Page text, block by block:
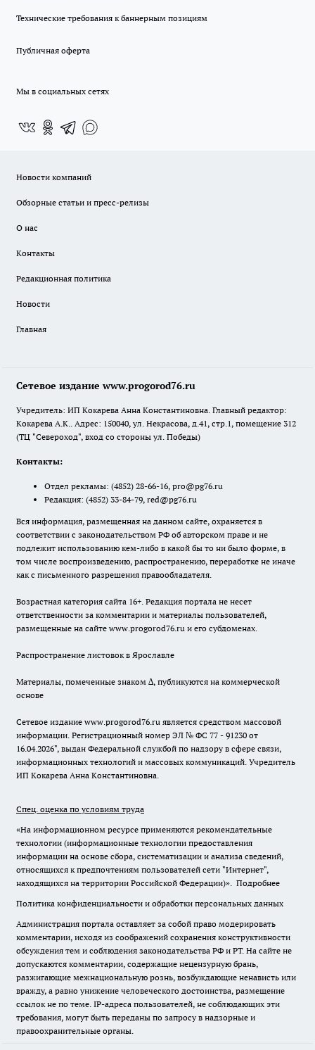
Технические требования к баннерным позициям
Публичная оферта
Мы в социальных сетях
Новости компаний
Обзорные статьи и пресс-релизы
О нас
Контакты
Редакционная политика
Новости
Главная
Сетевое издание www.progorod76.ru
Учредитель: ИП Кокарева Анна Константиновна. Главный редактор:
Кокарева А.К.. Адрес: 150040, ул. Некрасова, д.41, стр.1, помещение 312
(ТЦ "Североход", вход со стороны ул. Победы)
Контакты:
Отдел рекламы: (4852) 28-66-16, pro@pg76.ru
Редакция: (4852) 33-84-79, red@pg76.ru
Вся информация, размещенная на данном сайте, охраняется в
соответствии с законодательством РФ об авторском праве и не
подлежит использованию кем-либо в какой бы то ни было форме, в
том числе воспроизведению, распространению, переработке не иначе
как с письменного разрешения правообладателя.
Возрастная категория сайта 16+. Редакция портала не несет
ответственности за комментарии и материалы пользователей,
размещенные на сайте www.progorod76.ru и его субдоменах.
Распространение листовок в Ярославле
Материалы, помеченные знаком ∆, публикуются на коммерческой
основе
Сетевое издание www.progorod76.ru является средством массовой
информации. Регистрационный номер ЭЛ № ФС 77 - 91230 от
16.04.2026", выдан Федеральной службой по надзору в сфере связи,
информационных технологий и массовых коммуникаций. Учредитель
ИП Кокарева Анна Константиновна.
Спец. оценка по условиям труда
«На информационном ресурсе применяются рекомендательные
технологии (информационные технологии предоставления
информации на основе сбора, систематизации и анализа сведений,
относящихся к предпочтениям пользователей сети "Интернет",
находящихся на территории Российской Федерации)». Подробнее
Политика конфиденциальности и обработки персональных данных
Администрация портала оставляет за собой право модерировать
комментарии, исходя из соображений сохранения конструктивности
обсуждения тем и соблюдения законодательства РФ и РТ. На сайте не
допускаются комментарии, содержащие нецензурную брань,
разжигающие межнациональную рознь, возбуждающие ненависть или
вражду, а равно унижение человеческого достоинства, размещение
ссылок не по теме. IP-адреса пользователей, не соблюдающих эти
требования, могут быть переданы по запросу в надзорные и
правоохранительные органы.